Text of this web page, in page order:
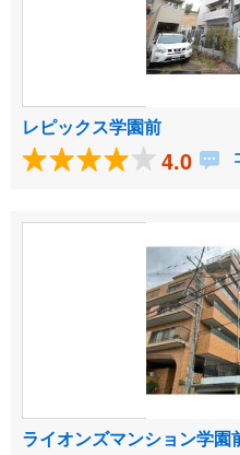
レピックス学園前
4.0
ライオンズマンション学園